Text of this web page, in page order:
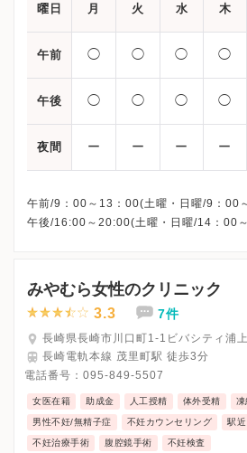
曜日 月 火 水 木
午前 ◯ ◯ ◯ ◯
午後 ◯ ◯ ◯ ◯
夜間 ー ー ー ー
午前/9：00～13：00(土曜・日曜/9：00
午後/16:00～20:00(土曜・日曜/14：00
みやむら女性のクリニック
3.3 7件
長崎県長崎市川口町1-1ビバシティ浦
長崎電軌本線 茂里町駅 徒歩3分
電話番号： 095-849-5507
女医在籍 助成金 人工授精 体外受精 凍
男性不妊/無精子症 不妊カウンセリング 駅近
不妊治療手術 腹腔鏡手術 不妊検査